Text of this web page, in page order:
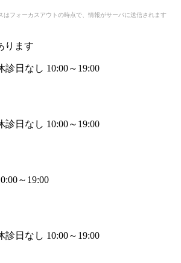
フォーカスアウトの時点で、情報がサーバに送信されます
ります
診日なし 10:00～19:00
診日なし 10:00～19:00
～19:00
診日なし 10:00～19:00